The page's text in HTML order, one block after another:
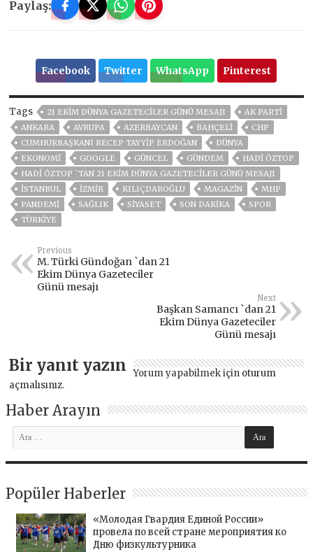
Paylaş:
Facebook Twitter WhatsApp Pinterest
Tags 21 EKIM DÜNYA GAZETECILER GÜNÜ MESAJI
AK PARTİ
ANKARA
AVRUPA AZERBAYCAN BAHÇELİ
CHP
CUMHURBAŞKANI RECEP TAYYIP ERDOĞAN
DÜNYA
EKONOMİ
GOOGLE GÜNCEL GÜNDEM
HADI ÖZTOP
HADI ÖZTOP `TAN 21 EKIM DÜNYA GAZETECILER GÜNÜ MESAJI
ISTANBUL
İZMIR KILIÇDAROĞLU MAGAZİN
MHP
PANDEMİ
SAĞLIK SİYASET SON DAKIKA
SPOR
TÜRKİYE
Previous
M. Türki Gündoğan `dan 21
Ekim Dünya Gazeteciler
Günü mesajı
Next
Başkan Samancı `dan 21
Ekim Dünya Gazeteciler
Günü mesajı
Bir yanıt yazın Yorum yapabilmek için oturum
açmalısınız.
Haber Arayın
Popüler Haberler
«Молодая Гвардия Единой России»
провела по всей стране мероприятия ко
Дню физкультурника